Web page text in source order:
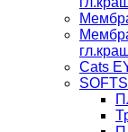
Cats